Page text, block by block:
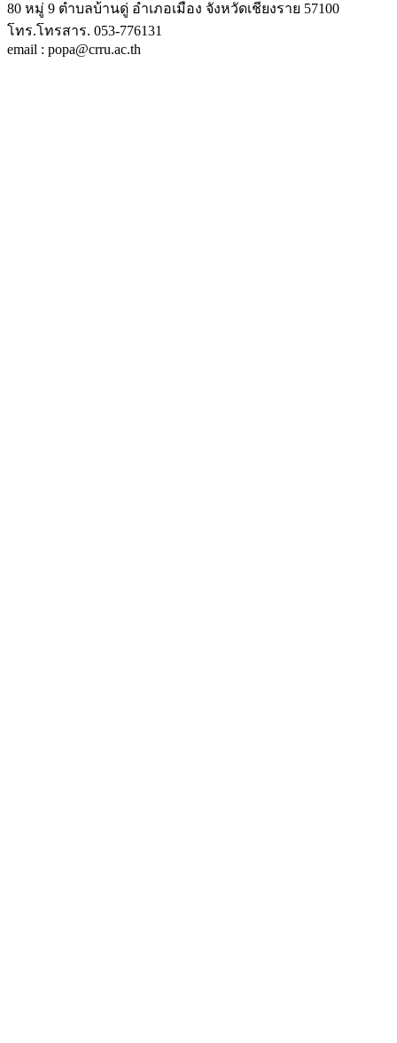
80 หมู่ 9 ตำบลบ้านดู่ อำเภอเมือง จังหวัดเชียงราย 57100
โทร.โทรสาร. 053-776131
email : popa@crru.ac.th